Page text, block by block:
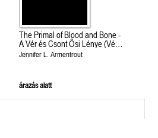
The Primal of Blood and Bone -
A Vér és Csont Ősi Lénye (Vér
és hamu 6.)
Jennifer L. Armentrout
árazás alatt